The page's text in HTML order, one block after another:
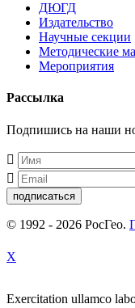
ДЮГД
Издательство
Научные секции
Методические
Мероприятия
Рассылка
Подпишись на наши
подписаться
© 1992 - 2026 РосГео.
X
Exercitation ullamco